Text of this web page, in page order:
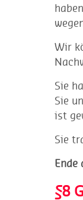
Wir
Sie
Sie
ist
Sie
Ende
§8